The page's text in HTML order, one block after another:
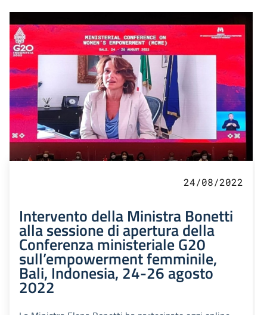
24/08/2022
Intervento della Ministra Bonetti
alla sessione di apertura della
Conferenza ministeriale G20
sull’empowerment femminile,
Bali, Indonesia, 24-26 agosto
2022